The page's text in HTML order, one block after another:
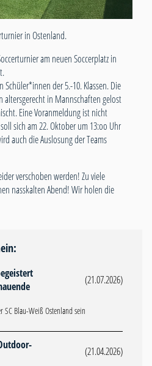
in Ostenland.
am neuen Soccerplatz in
der 5.-10. Klassen. Die
altersgerecht in Mannschaften gelost
Eine Voranmeldung ist nicht
sich am 22. Oktober um 13:oo Uhr
auch die Auslosung der Teams
verschoben werden! Zu viele
nasskalten Abend! Wir holen die
(21.07.2026)
SC Blau-Weiß Ostenland sein
(21.04.2026)